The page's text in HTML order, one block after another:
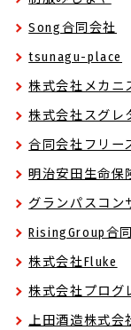
Song合同会社
tsunagu-place
株式会社メカニ
株式会社スグレ
合同会社フリー
明治安田生命保
グランパスコン
RisingGroup合
株式会社Fluke
株式会社プログ
上田酒造株式会